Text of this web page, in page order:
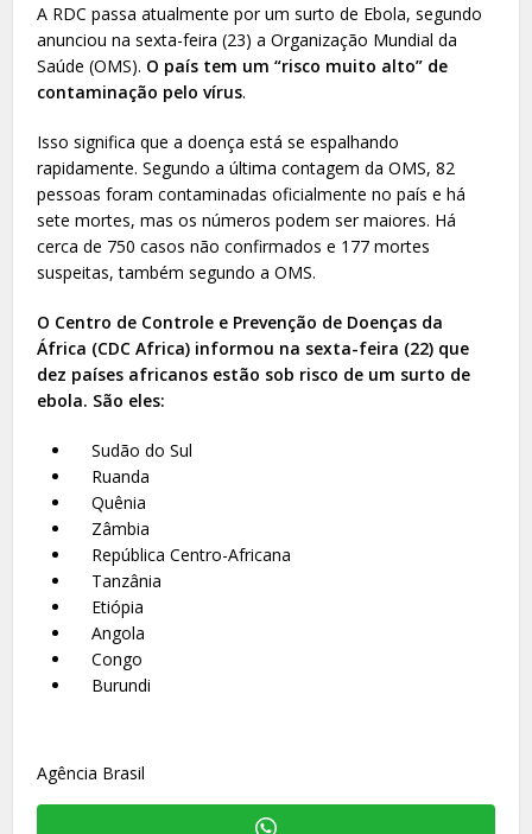
A RDC passa atualmente por um surto de Ebola, segundo
anunciou na sexta-feira (23) a Organização Mundial da
Saúde (OMS). O país tem um “risco muito alto” de
contaminação pelo vírus.
Isso significa que a doença está se espalhando
rapidamente. Segundo a última contagem da OMS, 82
pessoas foram contaminadas oficialmente no país e há
sete mortes, mas os números podem ser maiores. Há
cerca de 750 casos não confirmados e 177 mortes
suspeitas, também segundo a OMS.
O Centro de Controle e Prevenção de Doenças da
África (CDC Africa) informou na sexta-feira (22) que
dez países africanos estão sob risco de um surto de
ebola. São eles:
Sudão do Sul
Ruanda
Quênia
Zâmbia
República Centro-Africana
Tanzânia
Etiópia
Angola
Congo
Burundi
Agência Brasil